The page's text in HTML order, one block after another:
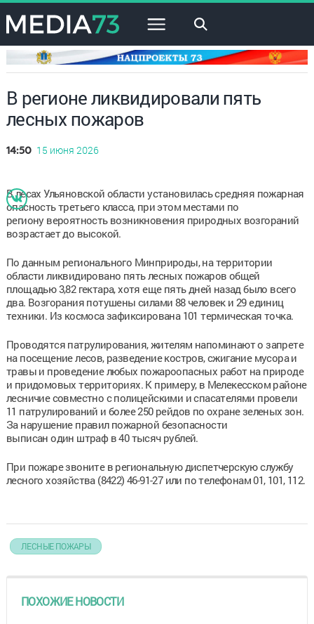
×
В регионе ликвидировали пять
лесных пожаров
14:50 15 июня 2026
В лесах Ульяновской области установилась средняя пожарная
опасность третьего класса, при этом местами по
региону вероятность возникновения природных возгораний
возрастает до высокой.
По данным регионального Минприроды, на территории
области ликвидировано пять лесных пожаров общей
площадью 3,82 гектара, хотя еще пять дней назад было всего
два. Возгорания потушены силами 88 человек и 29 единиц
техники. Из космоса зафиксирована 101 термическая точка.
Проводятся патрулирования, жителям напоминают о запрете
на посещение лесов, разведение костров, сжигание мусора и
травы и проведение любых пожароопасных работ на природе
и придомовых территориях. К примеру, в Мелекесском районе
лесничие совместно с полицейскими и спасателями провели
11 патрулирований и более 250 рейдов по охране зеленых зон.
За нарушение правил пожарной безопасности
выписан один штраф в 40 тысяч рублей.
При пожаре звоните в региональную диспетчерскую службу
лесного хозяйства (8422) 46-91-27 или по телефонам 01, 101, 112.
ЛЕСНЫЕ ПОЖАРЫ
ПОХОЖИЕ НОВОСТИ